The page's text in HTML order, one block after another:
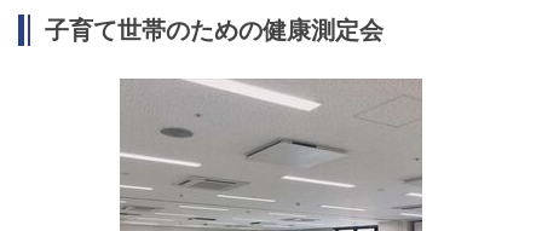
子育て世帯のための健康測定会